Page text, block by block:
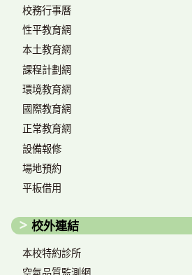
校務行事曆
性平教育網
本土教育網
課程計劃網
環境教育網
國際教育網
正常教育網
設備報修
場地預約
平板借用
校外連結
本校特約診所